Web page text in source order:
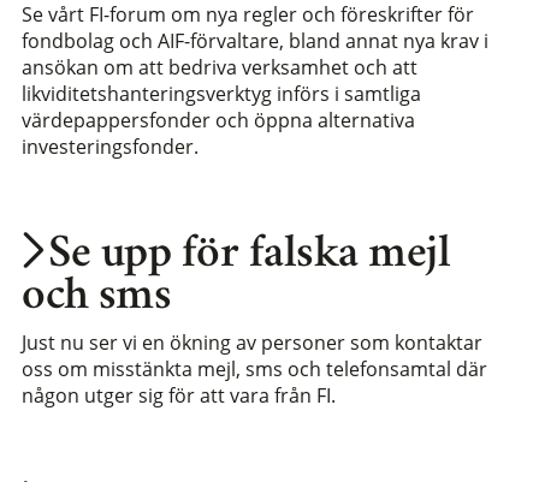
Se upp för falska mejl
och sms
Just nu ser vi en ökning av personer som kontaktar
oss om misstänkta mejl, sms och telefonsamtal där
någon utger sig för att vara från FI.
Se vårt FI-forum om nya regler och föreskrifter för
fondbolag och AIF-förvaltare, bland annat nya krav i
ansökan om att bedriva verksamhet och att
likviditetshanteringsverktyg införs i samtliga
värdepappersfonder och öppna alternativa
investeringsfonder.